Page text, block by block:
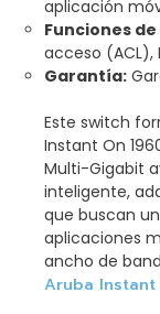
aplicación
Funciones
acceso (ACL),
Garantía:
Este switch
Instant On
Multi-Gigabit
inteligente,
que buscan
aplicaciones
ancho de
Aruba Instant